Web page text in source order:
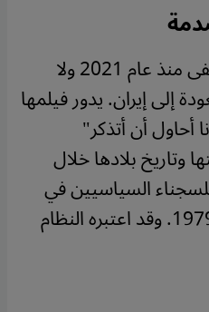
تعيش أهانغراني في المنفى منذ عام 2021 ولا
إلى إيران. يدور فيلمها
أحاول أن أتذكر"
وتاريخ بلادها خلال
السياسيين في
أعقاب الثورة الإسلامية 1979. وقد اعتبره النظام